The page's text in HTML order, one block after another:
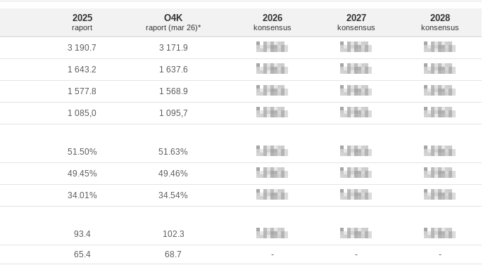
2025
raport
O4K
raport (mar 26)*
2026
konsensus
2027
konsensus
2028
konsensus
3 190.7 3 171.9
1 643.2 1 637.6
1 577.8 1 568.9
1 085,0 1 095,7
51.50% 51.63%
49.45% 49.46%
34.01% 34.54%
93.4 102.3
65.4 68.7 - - -